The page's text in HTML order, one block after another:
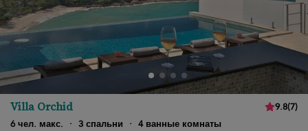
Villa Orchid 9.8(7)
6 чел. макс.
· 3 спальни · 4 ванные комнаты